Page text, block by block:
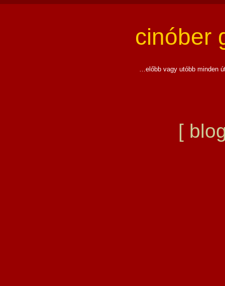
cinóber
…előbb vagy utóbb minden
[